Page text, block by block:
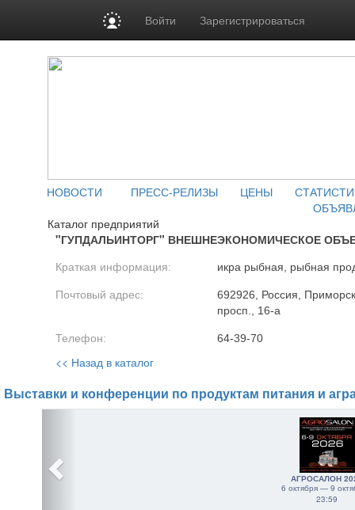
Войти Зарегистрироваться
НОВОСТИ ПРЕСС-РЕЛИЗЫ ЦЕНЫ
Каталог предприятий
"ГУПДАЛЬИНТОРГ" ВНЕШНЕЭКОНОМИЧЕСКОЕ
Краткая информация: икра рыбная, рыбная
Почтовый адрес:
692926, Россия,
просп., 16-а
Телефон: 64-39-70
<< Назад в каталог
Выставки и конференции по продуктам питания и
АГРОСАЛОН
6 октября — 9
23:59